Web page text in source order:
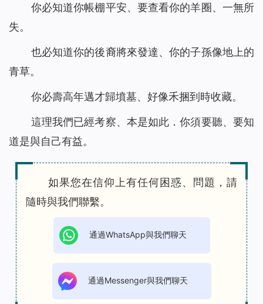
你必知道你帳棚平安、要查看你的羊圈、一無所
失。
也必知道你的後裔將來發達、你的子孫像地上的
青草。
你必壽高年邁才歸墳墓、好像禾捆到時收藏。
這理我們已經考察、本是如此．你須要聽、要知
道是與自己有益。
如果您在信仰上有任何困惑、問題，請
隨時與我們聯繫。
通過WhatsApp與我們聊天
通過Messenger與我們聊天